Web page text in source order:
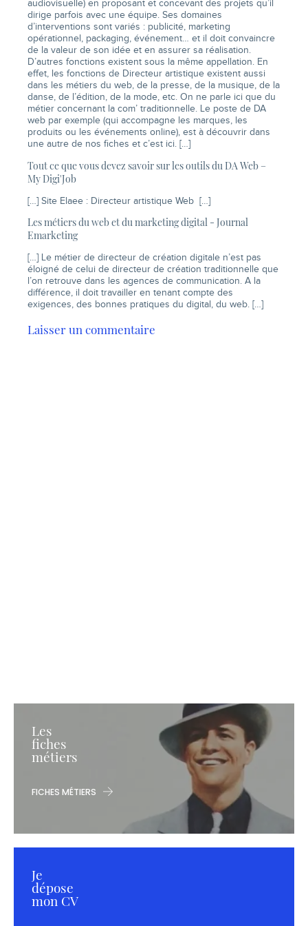
audiovisuelle) en proposant et concevant des projets qu’il
dirige parfois avec une équipe. Ses domaines
d’interventions sont variés : publicité, marketing
opérationnel, packaging, événement… et il doit convaincre
de la valeur de son idée et en assurer sa réalisation.
D’autres fonctions existent sous la même appellation. En
effet, les fonctions de Directeur artistique existent aussi
dans les métiers du web, de la presse, de la musique, de la
danse, de l’édition, de la mode, etc. On ne parle ici que du
métier concernant la com’ traditionnelle. Le poste de DA
web par exemple (qui accompagne les marques, les
produits ou les événements online), est à découvrir dans
une autre de nos fiches et c’est ici. […]
Tout ce que vous devez savoir sur les outils du DA Web –
My Digi'Job
[…] Site Elaee : Directeur artistique Web […]
Les métiers du web et du marketing digital - Journal
Emarketing
[…] Le métier de directeur de création digitale n’est pas
éloigné de celui de directeur de création traditionnelle que
l’on retrouve dans les agences de communication. A la
différence, il doit travailler en tenant compte des
exigences, des bonnes pratiques du digital, du web. […]
Laisser un commentaire
Les
fiches
métiers
FICHES MÉTIERS
Je
dépose
mon CV